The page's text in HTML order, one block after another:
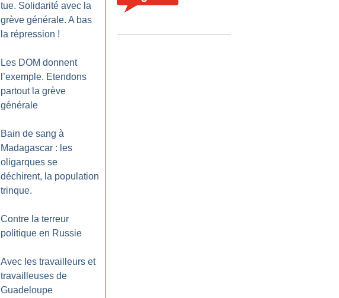
tue. Solidarité avec la
grève générale. A bas
la répression !
Les DOM donnent
l’exemple. Etendons
partout la grève
générale
Bain de sang à
Madagascar : les
oligarques se
déchirent, la population
trinque.
Contre la terreur
politique en Russie
Avec les travailleurs et
travailleuses de
Guadeloupe